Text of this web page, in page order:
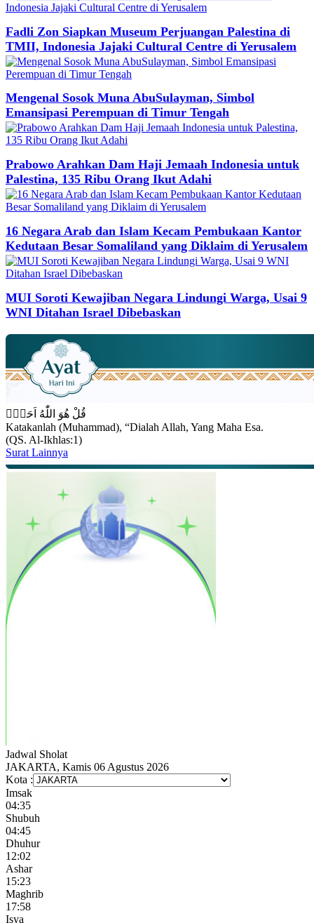
Fadli Zon Siapkan Museum Perjuangan Palestina di
TMII, Indonesia Jajaki Cultural Centre di Yerusalem
Mengenal Sosok Muna AbuSulayman, Simbol
Emansipasi Perempuan di Timur Tengah
Prabowo Arahkan Dam Haji Jemaah Indonesia untuk
Palestina, 135 Ribu Orang Ikut Adahi
16 Negara Arab dan Islam Kecam Pembukaan Kantor
Kedutaan Besar Somaliland yang Diklaim di Yerusalem
MUI Soroti Kewajiban Negara Lindungi Warga, Usai 9
WNI Ditahan Israel Dibebaskan
قُلْ هُوَ اللّٰهُ اَحَدٌۚ
Katakanlah (Muhammad), “Dialah Allah, Yang Maha Esa.
(QS. Al-Ikhlas:1)
Surat Lainnya
Jadwal Sholat
JAKARTA, Kamis 06 Agustus 2026
Kota :
Imsak
04:35
Shubuh
04:45
Dhuhur
12:02
Ashar
15:23
Maghrib
17:58
Isya